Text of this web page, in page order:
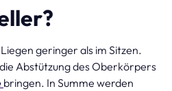
geringer als im Sitzen.
Abstützung des Oberkörpers
bringen. In Summe werden